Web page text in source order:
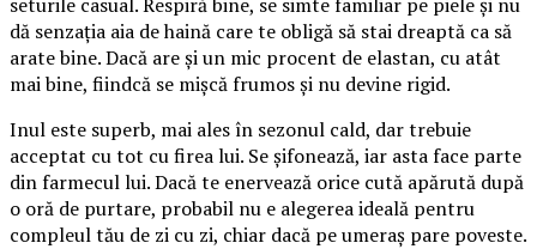
dă senzația aia de haină care te obligă să stai dreaptă ca să
arate bine. Dacă are și un mic procent de elastan, cu atât
mai bine, fiindcă se mișcă frumos și nu devine rigid.
Inul este superb, mai ales în sezonul cald, dar trebuie
acceptat cu tot cu firea lui. Se șifonează, iar asta face parte
din farmecul lui. Dacă te enervează orice cută apărută după
o oră de purtare, probabil nu e alegerea ideală pentru
compleul tău de zi cu zi, chiar dacă pe umeraș pare poveste.